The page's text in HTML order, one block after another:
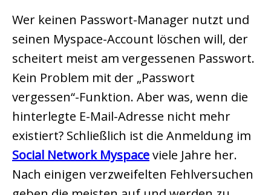
Wer keinen Passwort-Manager nutzt und
seinen Myspace-Account löschen will, der
scheitert meist am vergessenen Passwort.
Kein Problem mit der „Passwort
vergessen“-Funktion. Aber was, wenn die
hinterlegte E-Mail-Adresse nicht mehr
existiert? Schließlich ist die Anmeldung im
Social Network Myspaceviele Jahre her.
Nach einigen verzweifelten Fehlversuchen